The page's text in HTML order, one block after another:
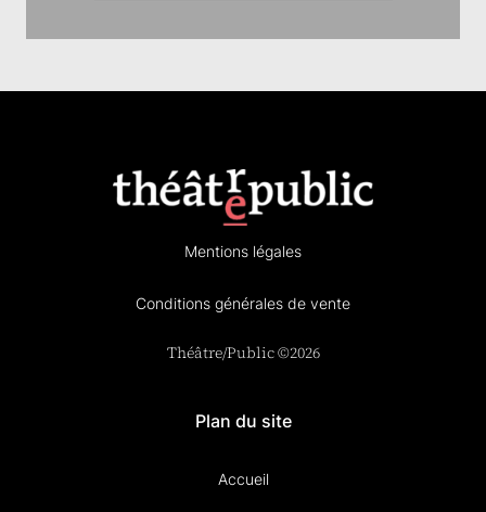
Mentions légales
Conditions générales de vente
Théâtre/Public ©2026
Plan du site
Accueil